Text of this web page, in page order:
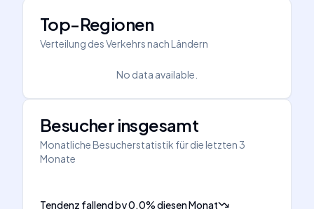
Top-Regionen
Verteilung des Verkehrs nach Ländern
No data available.
Besucher insgesamt
Monatliche Besucherstatistik für die letzten 3
Monate
Tendenz fallendby0.0%diesen Monat